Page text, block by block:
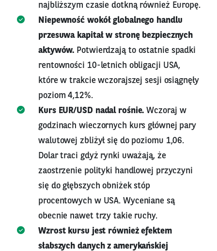
najbliższym czasie dotkną również Europę.
Niepewność wokół globalnego handlu
przesuwa kapitał w stronę bezpiecznych
aktywów. Potwierdzają to ostatnie spadki
rentowności 10-letnich obligacji USA,
które w trakcie wczorajszej sesji osiągnęły
poziom 4,12%.
Kurs EUR/USD nadal rośnie. Wczoraj w
godzinach wieczornych kurs głównej pary
walutowej zbliżył się do poziomu 1,06.
Dolar traci gdyż rynki uważają, że
zaostrzenie polityki handlowej przyczyni
się do głębszych obniżek stóp
procentowych w USA. Wyceniane są
obecnie nawet trzy takie ruchy.
Wzrost kursu jest również efektem
słabszych danych z amerykańskiej